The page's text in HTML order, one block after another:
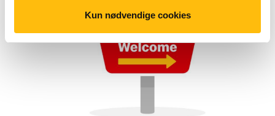
Kun nødvendige cookies